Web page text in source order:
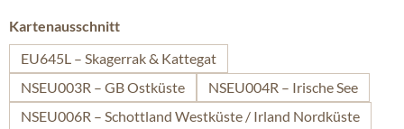
Kartenausschnittauswählen
EU645L – Skagerrak & Kattegat
NSEU003R – GB Ostküste
NSEU004R – Irische See
NSEU006R – Schottland Westküste / Irland Nordküste